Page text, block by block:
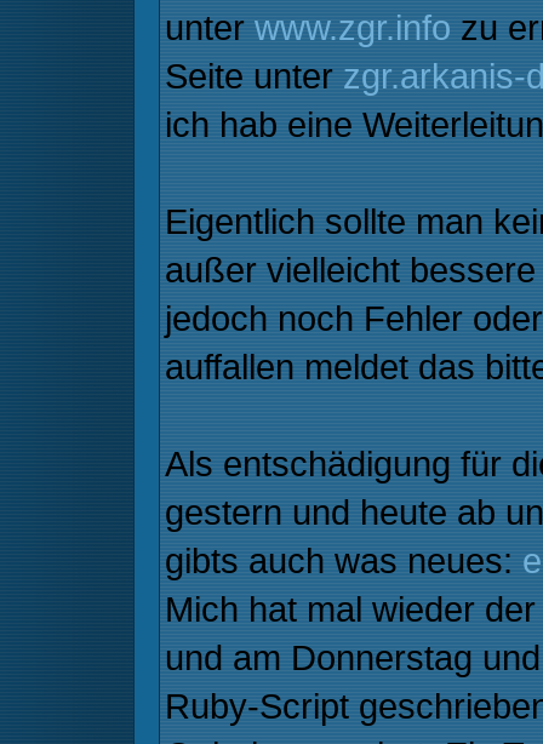
unter www.zgr.info zu
Seite unter zgr.arkanis-
ich hab eine
Eigentlich sollte man
außer vielleicht
jedoch noch Fehler
auffallen meldet das
Als entschädigung für
gestern und heute ab
gibts auch was neues:
Mich hat mal wieder
und am Donnerstag
Ruby-Script